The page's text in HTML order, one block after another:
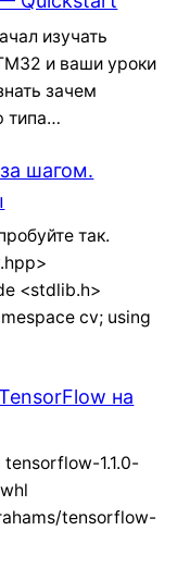
изучать
и ваши уроки
зачем
типа…
шагом.
так.
<stdlib.h>
cv; using
на
1.1.0-
tensorflow-